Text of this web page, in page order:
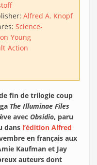
Alfred A. Knopf
Science-
Young
Action
fin de trilogie coup
The Illuminae Files
avec Obsidio, paru
dans l’édition Alfred
en français aux
Kaufman et Jay
auteurs dont